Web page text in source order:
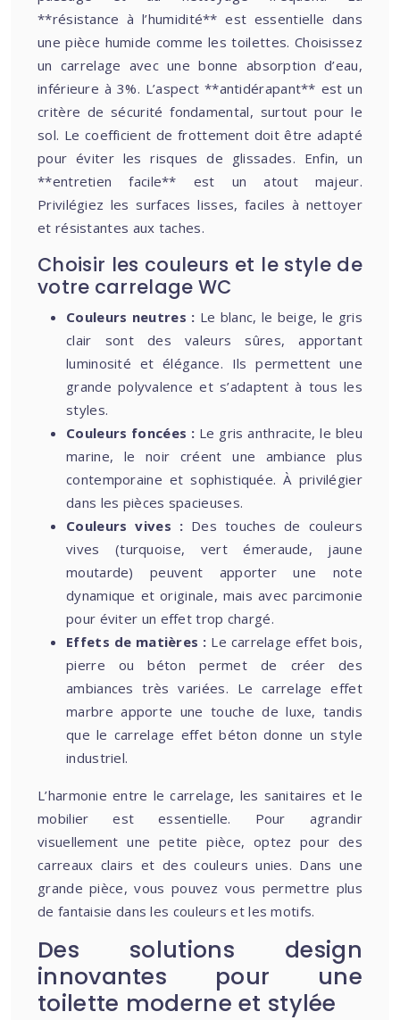
**résistance à l’humidité** est essentielle dans
une pièce humide comme les toilettes. Choisissez
un carrelage avec une bonne absorption d’eau,
inférieure à 3%. L’aspect **antidérapant** est un
critère de sécurité fondamental, surtout pour le
sol. Le coefficient de frottement doit être adapté
pour éviter les risques de glissades. Enfin, un
**entretien facile** est un atout majeur.
Privilégiez les surfaces lisses, faciles à nettoyer
et résistantes aux taches.
Choisir les couleurs et le style de
votre carrelage WC
Couleurs neutres : Le blanc, le beige, le gris
clair sont des valeurs sûres, apportant
luminosité et élégance. Ils permettent une
grande polyvalence et s’adaptent à tous les
styles.
Couleurs foncées : Le gris anthracite, le bleu
marine, le noir créent une ambiance plus
contemporaine et sophistiquée. À privilégier
dans les pièces spacieuses.
Couleurs vives : Des touches de couleurs
vives (turquoise, vert émeraude, jaune
moutarde) peuvent apporter une note
dynamique et originale, mais avec parcimonie
pour éviter un effet trop chargé.
Effets de matières : Le carrelage effet bois,
pierre ou béton permet de créer des
ambiances très variées. Le carrelage effet
marbre apporte une touche de luxe, tandis
que le carrelage effet béton donne un style
industriel.
L’harmonie entre le carrelage, les sanitaires et le
mobilier est essentielle. Pour agrandir
visuellement une petite pièce, optez pour des
carreaux clairs et des couleurs unies. Dans une
grande pièce, vous pouvez vous permettre plus
de fantaisie dans les couleurs et les motifs.
Des solutions design
innovantes pour une
toilette moderne et stylée